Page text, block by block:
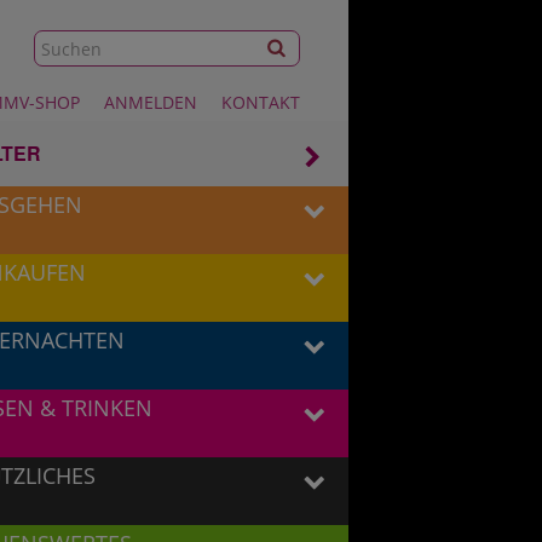
KONTAKT
ANMELDEN
SHOP
& TRINKEN